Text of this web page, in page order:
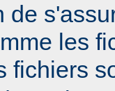
de
les
fichiers